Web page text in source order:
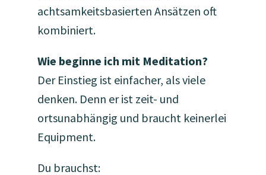
achtsamkeitsbasierten Ansätzen oft
kombiniert.
Wie beginne ich mit Meditation?
Der Einstieg ist einfacher, als viele
denken. Denn er ist zeit- und
ortsunabhängig und braucht keinerlei
Equipment.
Du brauchst: